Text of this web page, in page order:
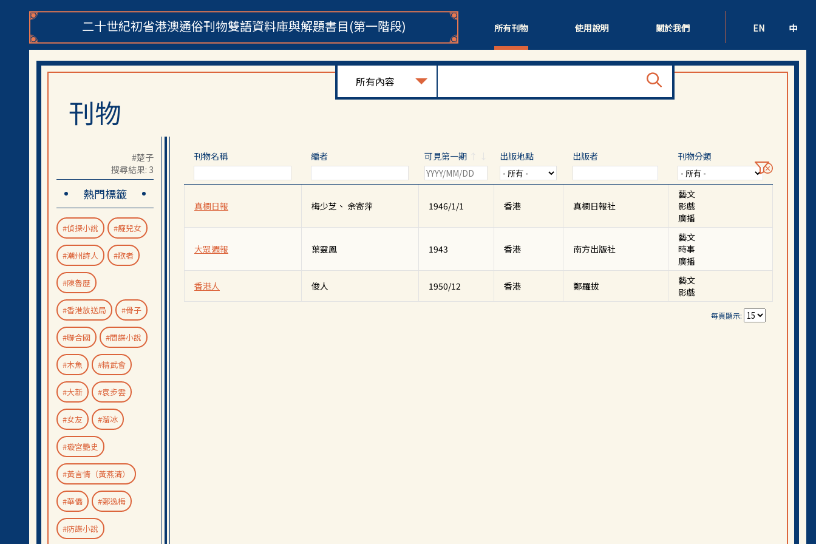
二十世紀初省港澳通俗刊物雙語資料庫與解題書目(第一階段) 所有刊物 使用說明 關於我們 EN 中
刊物
#楚子
搜尋結果: 3
熱門標籤
#偵探小說 #癡兒女
#潮州詩人 #歌者
#陳魯歷
#香港放送局 #骨子
#聯合國 #間諜小說
#木魚 #精武會
#大新 #袁步雲
#女友 #溜冰
#璇宮艷史
#黃言情（黃燕清）
#華僑 #鄭逸梅
#防諜小說
刊物名稱 編者 可見第一期 ↑ ↓ 出版地點 出版者 刊物分類
真欄日報 梅少芝、 余寄萍 1946/1/1 香港 真欄日報社
藝文
影戲
廣播
大眾週報 葉靈鳳 1943 香港 南方出版社
藝文
時事
廣播
香港人 俊人 1950/12 香港 鄭羅拔
藝文
影戲
每頁顯示: